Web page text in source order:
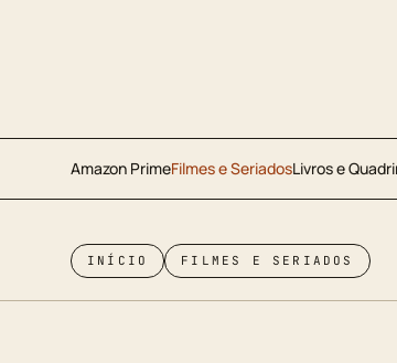
Amazon PrimeFilmes e SeriadosLivros e
INÍCIO FILMES E SERIADOS